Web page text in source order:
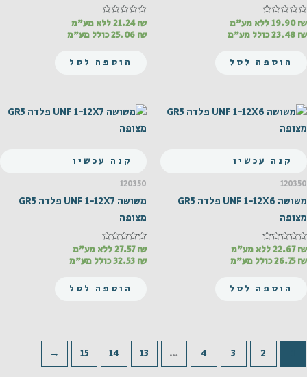
דורג
מתוך
19.90₪
ללא מע"מ
23.48 ₪ כולל מע"מ
הוספה לסל
דורג
מתוך
21.24₪
ללא מע"מ
25.06 ₪ כולל מע"מ
הוספה לסל
קנה עכשיו
120350
משושה UNF 1-12X6 פלדה GR5
מצופה
דורג
מתוך
22.67₪
ללא מע"מ
26.75₪ כולל מע"מ
הוספה לסל
קנה עכשיו
120350
משושה UNF 1-12X7 פלדה GR5
מצופה
דורג
מתוך
27.57₪
ללא מע"מ
32.53 ₪ כולל מע"מ
הוספה לסל
2
3
4
…
13
14
15
←